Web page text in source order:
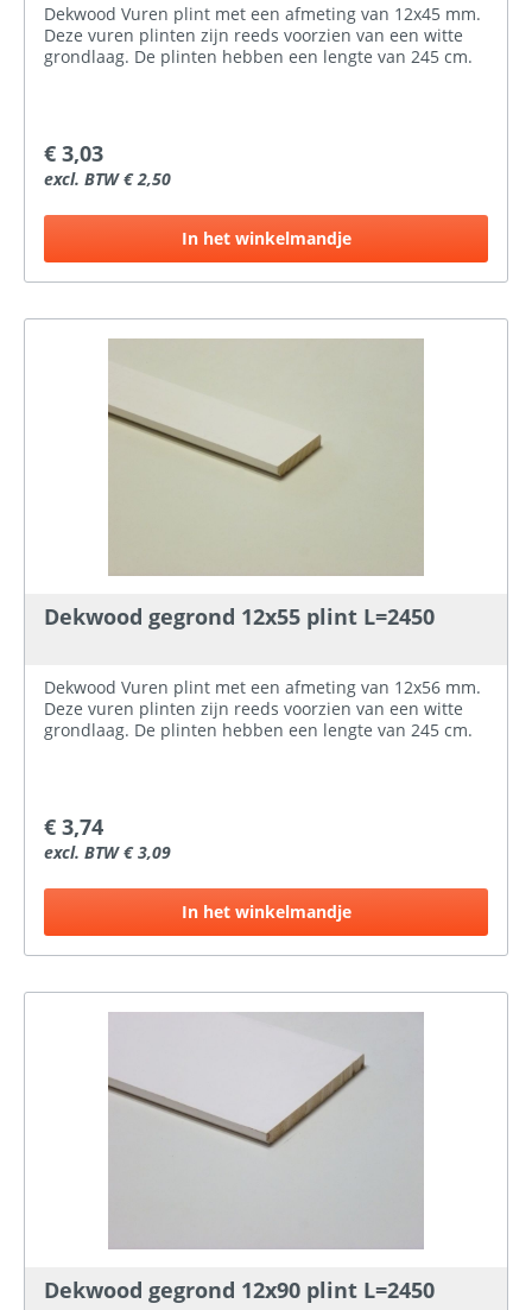
Dekwood Vuren plint met een afmeting van 12x45 mm.
Deze vuren plinten zijn reeds voorzien van een witte
grondlaag. De plinten hebben een lengte van 245 cm.
€ 3,03
excl. BTW € 2,50
In het winkelmandje
Dekwood gegrond 12x55 plint L=2450
Dekwood Vuren plint met een afmeting van 12x56 mm.
Deze vuren plinten zijn reeds voorzien van een witte
grondlaag. De plinten hebben een lengte van 245 cm.
€ 3,74
excl. BTW € 3,09
In het winkelmandje
Dekwood gegrond 12x90 plint L=2450